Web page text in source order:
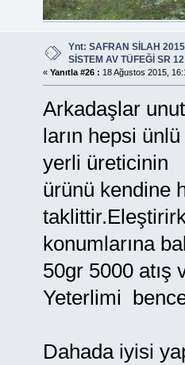
Ynt: SAFRAN SİLAH
SİSTEM AV TÜFEĞİ SR 12
« Yanıtla #26 : 18 Ağustos 2015,
Arkadaşlar
ların hepsi ünlü
yerli üreticinin
ürünü kendine
konumlarına
50gr 5000 atış
Yeterlimi
Dahada iyisi